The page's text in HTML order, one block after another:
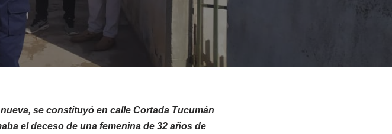
se constituyó en calle Cortada Tucumán
el deceso de una femenina de 32 años de